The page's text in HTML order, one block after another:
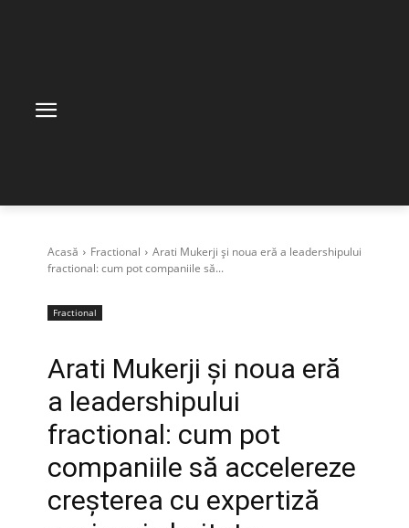
Acasă Fractional
Arati Mukerji și noua eră a leadershipului
fractional: cum pot companiile să...
Fractional
Arati Mukerji și noua eră
a leadershipului
fractional: cum pot
companiile să accelereze
creșterea cu expertiză